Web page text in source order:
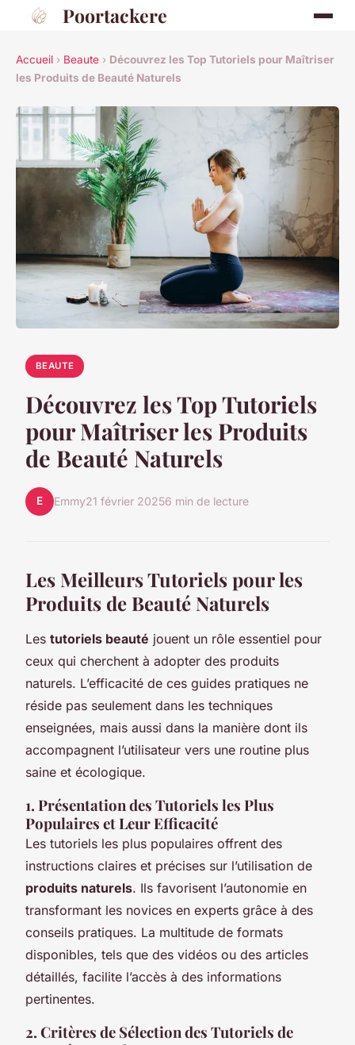
Poortackere
Accueil › Beaute › Découvrez les Top Tutoriels pour Maîtriser
les Produits de Beauté Naturels
BEAUTE
Découvrez les Top Tutoriels
pour Maîtriser les Produits
de Beauté Naturels
E Emmy21 février 20256 min de lecture
Les Meilleurs Tutoriels pour les
Produits de Beauté Naturels
Les tutoriels beauté jouent un rôle essentiel pour
ceux qui cherchent à adopter des produits
naturels. L’efficacité de ces guides pratiques ne
réside pas seulement dans les techniques
enseignées, mais aussi dans la manière dont ils
accompagnent l’utilisateur vers une routine plus
saine et écologique.
1. Présentation des Tutoriels les Plus
Populaires et Leur Efficacité
Les tutoriels les plus populaires offrent des
instructions claires et précises sur l’utilisation de
produits naturels. Ils favorisent l’autonomie en
transformant les novices en experts grâce à des
conseils pratiques. La multitude de formats
disponibles, tels que des vidéos ou des articles
détaillés, facilite l’accès à des informations
pertinentes.
2. Critères de Sélection des Tutoriels de